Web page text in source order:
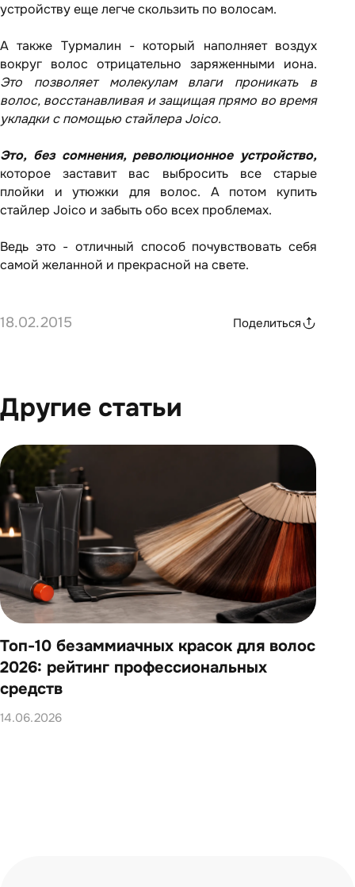
устройству еще легче скользить по волосам.
А также Турмалин - который наполняет воздух
вокруг волос отрицательно заряженными иона.
Это позволяет молекулам влаги проникать в
волос, восстанавливая и защищая прямо во время
укладки с помощью стайлера Joico.
Это, без сомнения, революционное устройство,
которое заставит вас выбросить все старые
плойки и утюжки для волос. А потом купить
стайлер Joico и забыть обо всех проблемах.
Ведь это - отличный способ почувствовать себя
самой желанной и прекрасной на свете.
18.02.2015 Поделиться
Другие статьи
Топ-10 безаммиачных красок для волос
2026: рейтинг профессиональных
средств
14.06.2026